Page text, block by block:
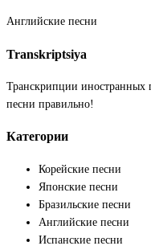
Английские песни
Transkriptsiya
Транскрипции
песни правильно!
Категории
Корейские песни
Японские песни
Бразильские песни
Английские песни
Испанские песни